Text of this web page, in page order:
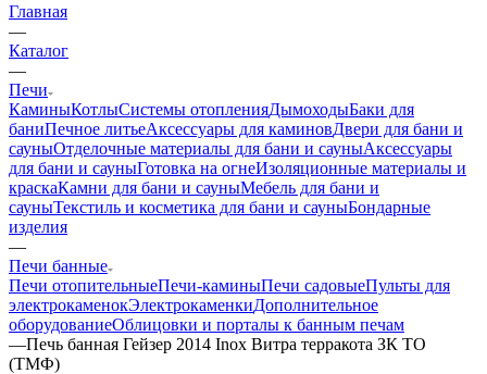
Главная
—
Каталог
—
Печи
КаминыКотлыСистемы отопленияДымоходыБаки для
баниПечное литьеАксессуары для каминовДвери для бани и
сауныОтделочные материалы для бани и сауныАксессуары
для бани и сауныГотовка на огнеИзоляционные материалы и
краскаКамни для бани и сауныМебель для бани и
сауныТекстиль и косметика для бани и сауныБондарные
изделия
—
Печи банные
Печи отопительныеПечи-каминыПечи садовыеПульты для
электрокаменокЭлектрокаменкиДополнительное
оборудованиеОблицовки и порталы к банным печам
—Печь банная Гейзер 2014 Inox Витра терракота ЗК ТО
(ТМФ)